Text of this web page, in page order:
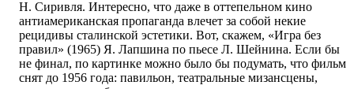
Н. Сиривля. Интересно, что даже в оттепельном кино
антиамериканская пропаганда влечет за собой некие
рецидивы сталинской эстетики. Вот, скажем, «Игра без
правил» (1965) Я. Лапшина по пьесе Л. Шейнина. Если бы
не финал, по картинке можно было бы подумать, что фильм
снят до 1956 года: павильон, театральные мизансцены,